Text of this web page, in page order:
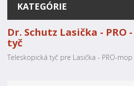
KATEGÓRIE
Dr. Schutz Lasička -
tyč
Teleskopická tyč pre Lasička - PRO-mop